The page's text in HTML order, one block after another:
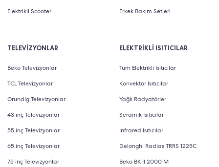
Elektrikli Scooter
Erkek Bakım Setleri
TELEVİZYONLAR
Beko Televizyonlar
TCL Televizyonlar
Grundig Televizyonlar
43 inç Televizyonlar
55 inç Televizyonlar
65 inç Televizyonlar
75 inç Televizyonlar
ELEKTRİKLİ ISITICILAR
Tüm Elektrikli Isıtıcılar
Konvektör Isıtıcılar
Yağlı Radyatörler
Seramik Isıtıcılar
Infrared Isıtıcılar
Delonghi Radias TRRS 1225C
Beko BK II 2000 M